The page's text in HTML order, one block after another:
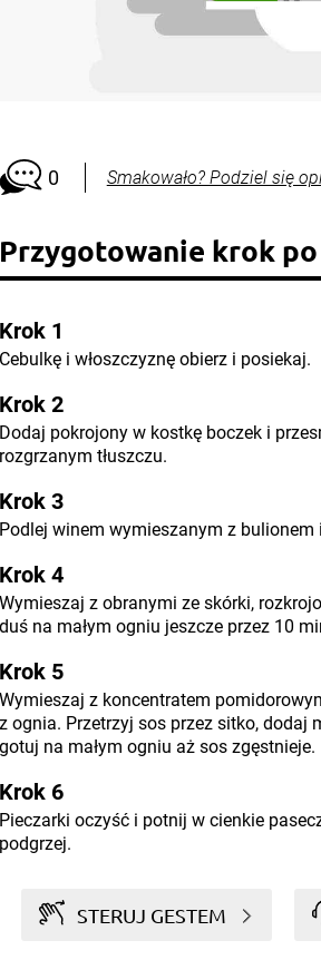
0 Smakowało? Podziel się
Przygotowanie krok
Krok 1
Cebulkę i włoszczyznę obierz i posiekaj.
Krok 2
Dodaj pokrojony w kostkę boczek i
rozgrzanym tłuszczu.
Krok 3
Podlej winem wymieszanym z
Krok 4
Wymieszaj z obranymi ze skórki,
duś na małym ogniu jeszcze przez 10
Krok 5
Wymieszaj z koncentratem
z ognia. Przetrzyj sos przez sitko, dodaj
gotuj na małym ogniu aż sos zgęstnieje.
Krok 6
Pieczarki oczyść i potnij w cienkie
podgrzej.
STERUJ GESTEM